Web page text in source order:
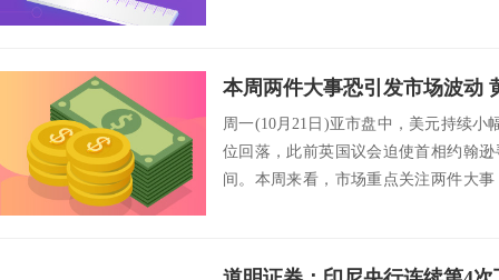
周一(10月21日)亚市盘中，美元持续小
位回落，此前英国议会迫使首相约翰
间。本周来看，市场重点关注两件大